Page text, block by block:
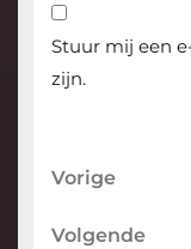
Stuur mij een
zijn.
Vorige
Vorige
Volgende
Volgende